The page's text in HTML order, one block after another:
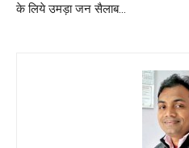
के लिये उमड़ा जन सैलाब…